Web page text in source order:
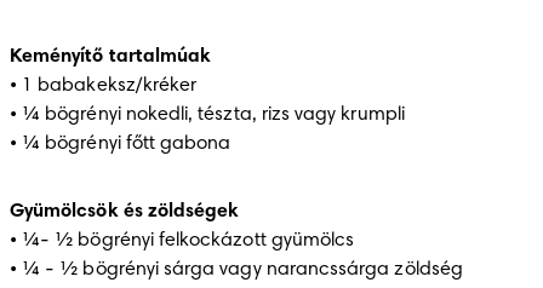
Keményítő tartalmúak
• 1 babakeksz/kréker
• ¼ bögrényi nokedli, tészta, rizs vagy krumpli
• ¼ bögrényi főtt gabona
Gyümölcsök és zöldségek
• ¼- ½ bögrényi felkockázott gyümölcs
• ¼ - ½ bögrényi sárga vagy narancssárga zöldség